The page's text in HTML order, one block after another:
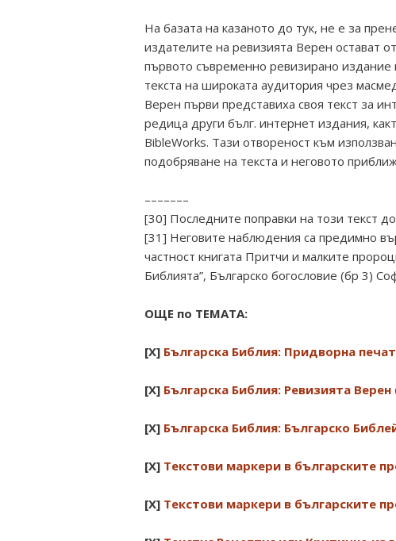
На базата на казаното до тук, не е за
издателите на ревизията Верен остават
първото съвременно ревизирано издание
текста на широката аудитория чрез
Верен първи представиха своя текст за
редица други бълг. интернет издания,
BibleWorks. Тази отвореност към
подобряване на текста и неговото
–––––––
[30] Последните поправки на този текст
[31] Неговите наблюдения са предимно
частност книгата Притчи и малките
Библията”, Българско богословие (бр 3)
ОЩЕ по ТЕМАТА:
[X] Българска Библия: Придворна
[X] Българска Библия: Ревизията Верен
[X] Българска Библия: Българско
[X] Текстови маркери в българските
[X] Текстови маркери в българските